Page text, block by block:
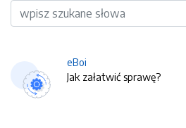
Wyszukiwarka
eBoi
Jak załatwić sprawę?